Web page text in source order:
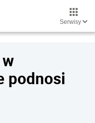
Serwisy
podnosi